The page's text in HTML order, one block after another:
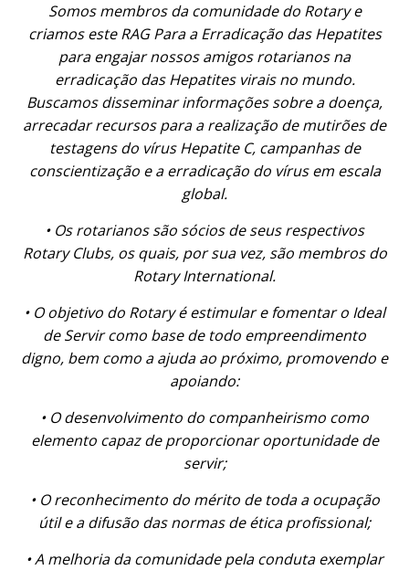
Somos membros da comunidade do Rotary e
criamos este RAG Para a Erradicação das Hepatites
para engajar nossos amigos rotarianos na
erradicação das Hepatites virais no mundo.
Buscamos disseminar informações sobre a doença,
arrecadar recursos para a realização de mutirões de
testagens do vírus Hepatite C, campanhas de
conscientização e a erradicação do vírus em escala
global.
• Os rotarianos são sócios de seus respectivos
Rotary Clubs, os quais, por sua vez, são membros do
Rotary International.
• O objetivo do Rotary é estimular e fomentar o Ideal
de Servir como base de todo empreendimento
digno, bem como a ajuda ao próximo, promovendo e
apoiando:
• O desenvolvimento do companheirismo como
elemento capaz de proporcionar oportunidade de
servir;
• O reconhecimento do mérito de toda a ocupação
útil e a difusão das normas de ética profissional;
• A melhoria da comunidade pela conduta exemplar